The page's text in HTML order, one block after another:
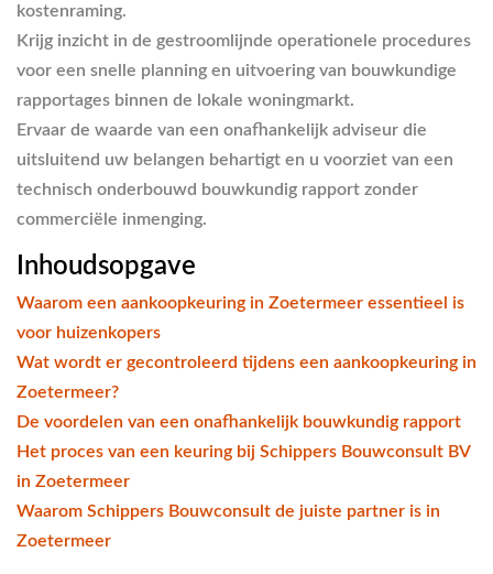
kostenraming.
Krijg inzicht in de gestroomlijnde operationele procedures
voor een snelle planning en uitvoering van bouwkundige
rapportages binnen de lokale woningmarkt.
Ervaar de waarde van een onafhankelijk adviseur die
uitsluitend uw belangen behartigt en u voorziet van een
technisch onderbouwd bouwkundig rapport zonder
commerciële inmenging.
Inhoudsopgave
Waarom een aankoopkeuring in Zoetermeer essentieel is
voor huizenkopers
Wat wordt er gecontroleerd tijdens een aankoopkeuring in
Zoetermeer?
De voordelen van een onafhankelijk bouwkundig rapport
Het proces van een keuring bij Schippers Bouwconsult BV
in Zoetermeer
Waarom Schippers Bouwconsult de juiste partner is in
Zoetermeer